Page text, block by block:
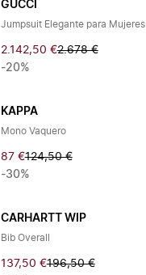
GUCCI
Jumpsuit Elegante para Mujeres
2.142,50 €2.678 €
-20%
KAPPA
Mono Vaquero
87 €124,50 €
-30%
CARHARTT WIP
Bib Overall
137,50 €196,50 €